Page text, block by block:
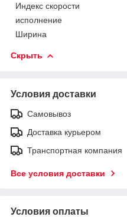
Индекс скорости
исполнение
Ширина
Скрыть
Условия доставки
Самовывоз
Доставка курьером
Транспортная компания
Все условия доставки
Условия оплаты